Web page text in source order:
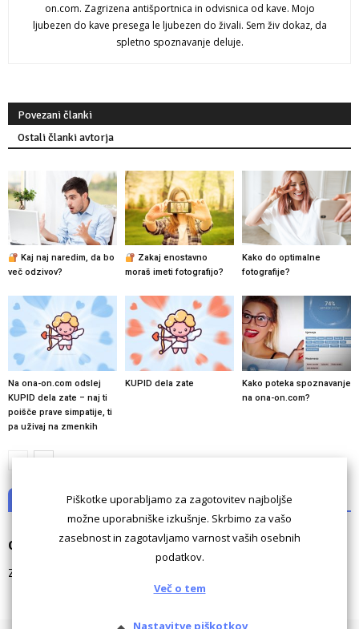
on.com. Zagrizena antišportnica in odvisnica od kave. Mojo
ljubezen do kave presega le ljubezen do živali. Sem živ dokaz, da
spletno spoznavanje deluje.
Povezani članki
Ostali članki avtorja
Kaj naj naredim, da bo
več odzivov?
Zakaj enostavno
moraš imeti fotografijo?
Kako do optimalne
fotografije?
Na ona-on.com odslej
KUPID dela zate – naj ti
poišče prave simpatije, ti
pa uživaj na zmenkih
KUPID dela zate
Kako poteka spoznavanje
na ona-on.com?
NI KOMENTARJEV
Odgovori
Za komentiranje morate biti
Piškotke uporabljamo za zagotovitev najboljše
možne uporabniške izkušnje. Skrbimo za vašo
zasebnost in zagotavljamo varnost vaših osebnih
podatkov.
Več o tem